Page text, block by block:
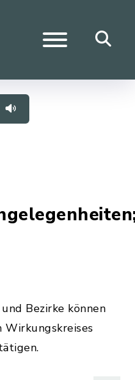
Bezirke können
Wirkungskreises